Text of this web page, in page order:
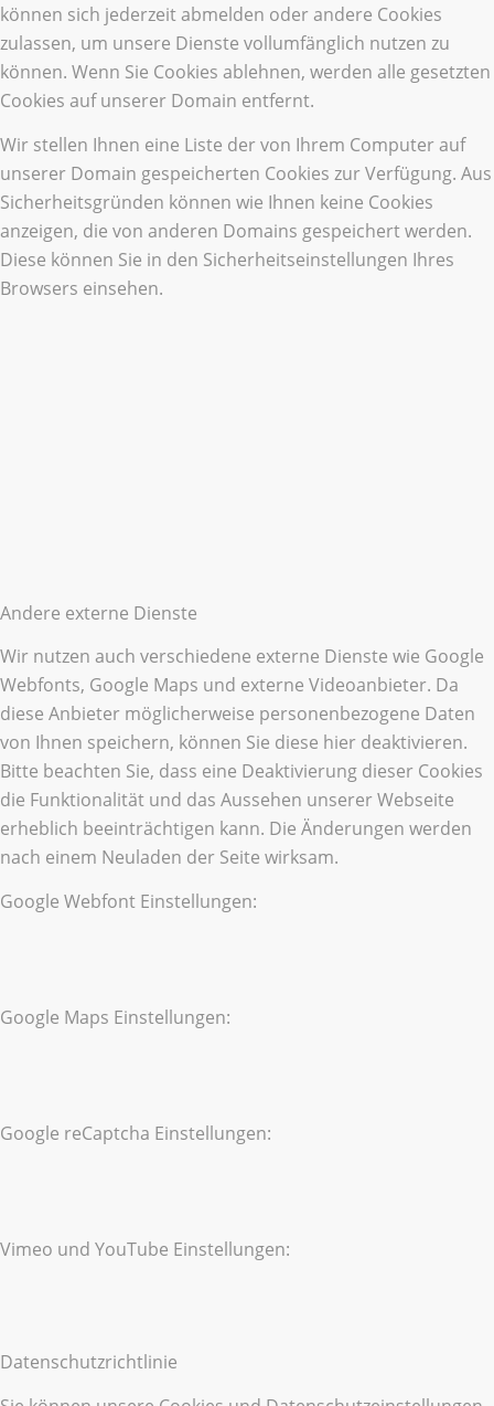
können sich jederzeit abmelden oder andere Cookies
zulassen, um unsere Dienste vollumfänglich nutzen zu
können. Wenn Sie Cookies ablehnen, werden alle gesetzten
Cookies auf unserer Domain entfernt.
Wir stellen Ihnen eine Liste der von Ihrem Computer auf
unserer Domain gespeicherten Cookies zur Verfügung. Aus
Sicherheitsgründen können wie Ihnen keine Cookies
anzeigen, die von anderen Domains gespeichert werden.
Diese können Sie in den Sicherheitseinstellungen Ihres
Browsers einsehen.
Andere externe Dienste
Wir nutzen auch verschiedene externe Dienste wie Google
Webfonts, Google Maps und externe Videoanbieter. Da
diese Anbieter möglicherweise personenbezogene Daten
von Ihnen speichern, können Sie diese hier deaktivieren.
Bitte beachten Sie, dass eine Deaktivierung dieser Cookies
die Funktionalität und das Aussehen unserer Webseite
erheblich beeinträchtigen kann. Die Änderungen werden
nach einem Neuladen der Seite wirksam.
Google Webfont Einstellungen:
Google Maps Einstellungen:
Google reCaptcha Einstellungen:
Vimeo und YouTube Einstellungen:
Datenschutzrichtlinie